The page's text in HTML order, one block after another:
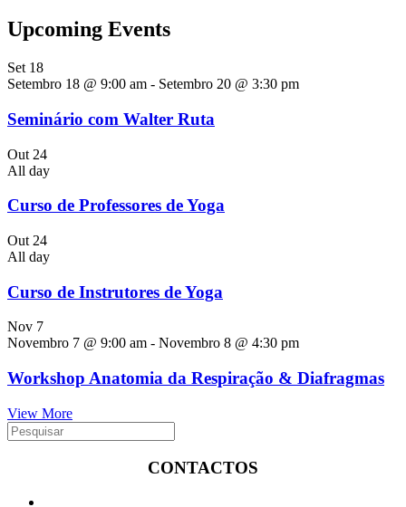
Upcoming Events
Set 18
Setembro 18 @ 9:00 am - Setembro 20 @ 3:30 pm
Seminário com Walter Ruta
Out 24
All day
Curso de Professores de Yoga
Out 24
All day
Curso de Instrutores de Yoga
Nov 7
Novembro 7 @ 9:00 am - Novembro 8 @ 4:30 pm
Workshop Anatomia da Respiração & Diafragmas
View More
CONTACTOS